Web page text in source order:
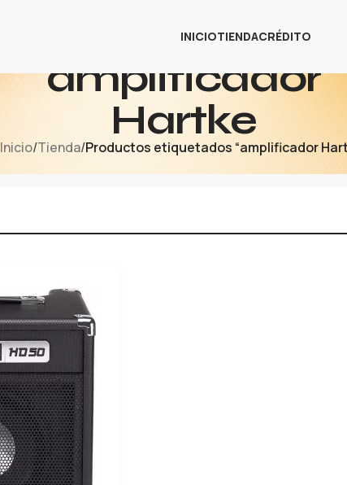
INICIOTIENDACRÉDITO
amplificador
Hartke
Inicio/Tienda/Productos etiquetados “amplificador